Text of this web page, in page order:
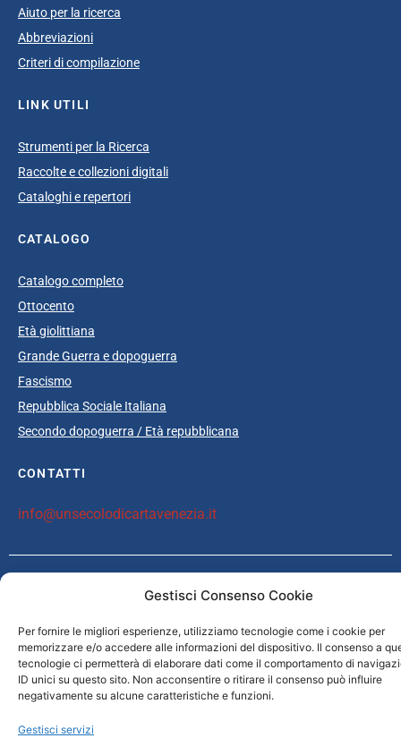
Gestisci Consenso Cookie
Per fornire le migliori esperienze, utilizziamo tecnologie come i cookie per
memorizzare e/o accedere alle informazioni del dispositivo. Il consenso a
tecnologie ci permetterà di elaborare dati come il comportamento di
ID unici su questo sito. Non acconsentire o ritirare il consenso può influire
negativamente su alcune caratteristiche e funzioni.
Gestisci servizi
Aiuto per la ricerca
Abbreviazioni
Criteri di compilazione
LINK UTILI
Strumenti per la Ricerca
Raccolte e collezioni digitali
Cataloghi e repertori
CATALOGO
Catalogo completo
Ottocento
Età giolittiana
Grande Guerra e dopoguerra
Fascismo
Repubblica Sociale Italiana
Secondo dopoguerra / Età repubblicana
CONTATTI
info@unsecolodicartavenezia.it
Copyright © 2025 Un secolo di carta Venezia / Iveser Venezia